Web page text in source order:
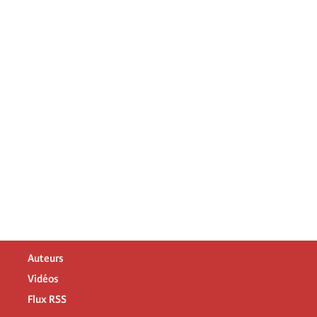
Auteurs
Vidéos
Flux RSS